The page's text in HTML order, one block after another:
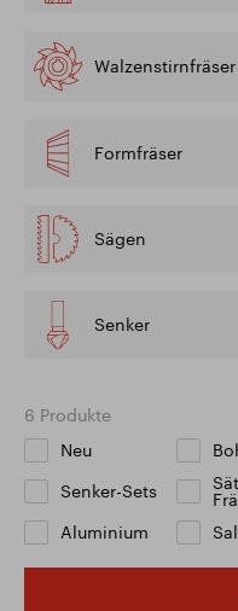
Walzenstirnfräser
Formfräser
Sägen
Senker
6 Produkte
Neu
Senker-Sets
Aluminium